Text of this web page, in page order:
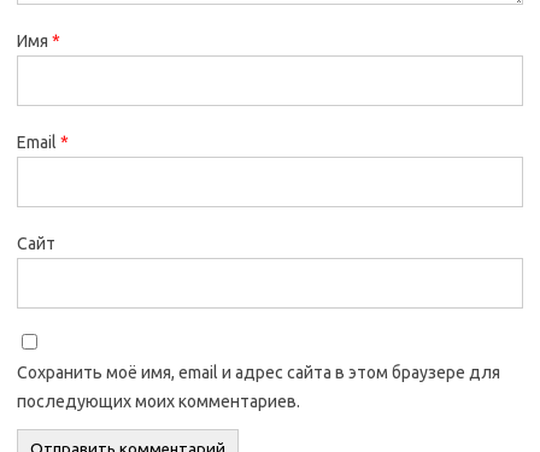
Имя *
Email *
Сайт
Сохранить моё имя, email и адрес сайта в этом браузере для
последующих моих комментариев.